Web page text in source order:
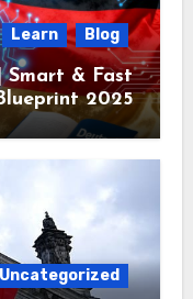
Blog
Learn
Smart & Fast
2025
Uncategorized